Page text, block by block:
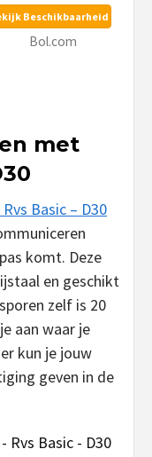
Beschikbaarheid
Bol.com
met
Basic – D30
komt. Deze
en geschikt
zelf is 20
aan waar je
kun je jouw
geven in de
Rvs Basic - D30